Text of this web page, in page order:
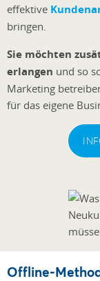
effektive
bringen.
Sie möchten
erlangen und so
Marketing
für das eigene
Offline-